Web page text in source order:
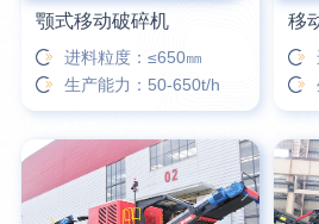
颚式移动破碎机
进料粒度：≤650㎜
生产能力：50-650t/h
移